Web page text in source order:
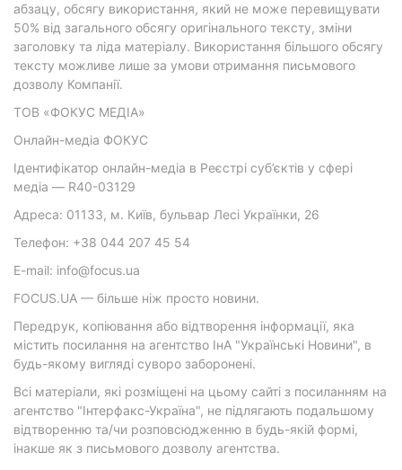
абзацу, обсягу використання, який не може перевищувати
50% від загального обсягу оригінального тексту, зміни
заголовку та ліда матеріалу. Використання більшого обсягу
тексту можливе лише за умови отримання письмового
дозволу Компанії.
ТОВ «ФОКУС МЕДІА»
Онлайн-медіа ФОКУС
Ідентифікатор онлайн-медіа в Реєстрі суб’єктів у сфері
медіа — R40-03129
Адреса: 01133, м. Київ, бульвар Лесі Українки, 26
Телефон: +38 044 207 45 54
E-mail: info@focus.ua
FOCUS.UA — більше ніж просто новини.
Передрук, копіювання або відтворення інформації, яка
містить посилання на агентство ІнА "Українські Новини", в
будь-якому вигляді суворо заборонені.
Всі матеріали, які розміщені на цьому сайті з посиланням на
агентство "Інтерфакс-Україна", не підлягають подальшому
відтворенню та/чи розповсюдженню в будь-якій формі,
інакше як з письмового дозволу агентства.